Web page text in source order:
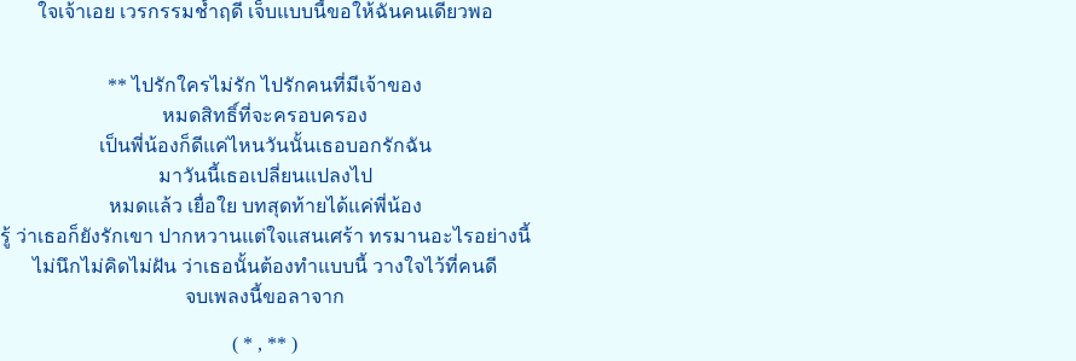
ใจเจ้าเอย เวรกรรมช้ำฤดี เจ็บแบบนี้ขอให้ฉันคนเดียวพอ
** ไปรักใครไม่รัก ไปรักคนที่มีเจ้าของ
หมดสิทธิ์ที่จะครอบครอง
เป็นพี่น้องก็ดีแค่ไหนวันนั้นเธอบอกรักฉัน
มาวันนี้เธอเปลี่ยนแปลงไป
หมดแล้ว เยื่อใย บทสุดท้ายได้แค่พี่น้อง
รู้ ว่าเธอก็ยังรักเขา ปากหวานแต่ใจแสนเศร้า ทรมานอะไรอย่างนี้
ไม่นึกไม่คิดไม่ฝัน ว่าเธอนั้นต้องทำแบบนี้ วางใจไว้ที่คนดี
จบเพลงนี้ขอลาจาก
( * , ** )